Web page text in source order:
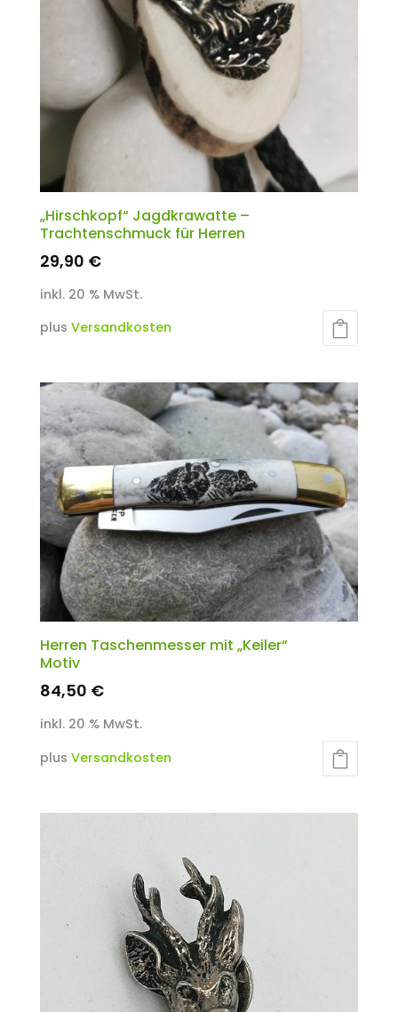
„Hirschkopf“ Jagdkrawatte –
Trachtenschmuck für Herren
29,90 €
inkl. 20 % MwSt.
plus Versandkosten
Herren Taschenmesser mit „Keiler“
Motiv
84,50 €
inkl. 20 % MwSt.
plus Versandkosten